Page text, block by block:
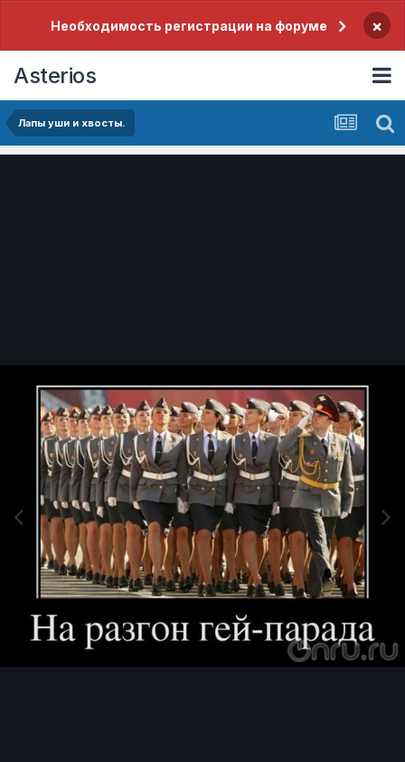
Необходимость регистрации на форуме ×
Asterios
Лапы уши и хвосты.